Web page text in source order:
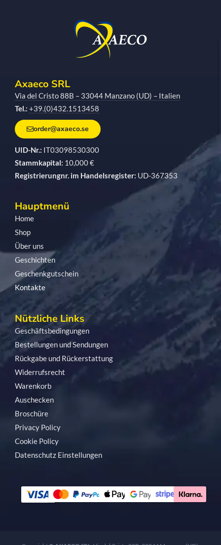
Axaeco SRL
Via del Cristo 88B – 33044 Manzano (UD) – Italien
Tel.: +39.(0)432.1513458
order@axaeco.se
UID-Nr.: IT03098530300
Stammkapital: 10,000 €
Registrierungnr. im Handelsregister: UD-367353
Hauptmenü
Home
Shop
Über uns
Geschichten
Geschenkgutschein
Kontakte
Nützliche Links
Geschäftsbedingungen
Bestellungen und Sendungen
Rückgabe und Rückerstattung
Widerrufsrecht
Warenkorb
Auschecken
Broschüre
Privacy Policy
Cookie Policy
Datenschutz Einstellungen